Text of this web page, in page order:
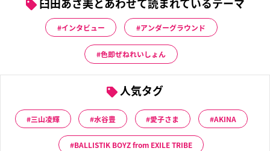
インタビュー アンダーグラウンド
色即ぜねれいしょん
人気タグ
三山凌輝 水谷豊 愛子さま AKINA
BALLISTIK BOYZ from EXILE TRIBE